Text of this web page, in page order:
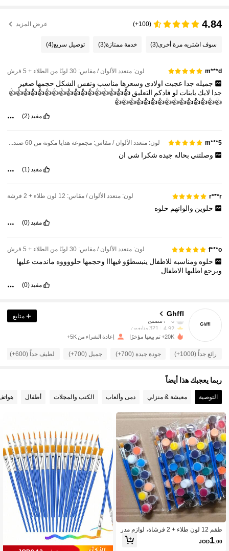
4.84
(100+) عرض المزيد
سوف اشتريه مرة أخرى(3) خدمة ممتازة(3) توصيل سريع(4)
m***d لون: متعدد الألوان / مقاس: 30 لونًا من الطلاء + 5 فرش
جميله جدا عجبت اولادى وسعرها مناسب ونفس الشكل حجمها صغير
جدا لايك يابنات لو فادكم التعليق👍👍👍👍👍👍👍👍👍👍👍👍👍👍👍👍👍
👍👍👍👍👍👍👍👍👍👍👍👍👍👍👍
مفيد(2)
m***5 لون: متعدد الألوان / مقاس: مجموعة هدايا مكونة من 60 صندوقًا من الطلاء + الفرشاة + لوحة الألوان + المريلة
وصلتني بحاله جيده شكرا شي ان
مفيد(1)
r***r لون: متعدد الألوان / مقاس: 12 لون طلاء + 2 فرشة
حلوين والوانهم حلوه
مفيد(0)
f***o لون: متعدد الألوان / مقاس: 30 لونًا من الطلاء + 5 فرش
حلوه ومناسبه للاطفال ينبسطوًو فيهااا وحجمها حلووووه ماندمت عليها
وبرجع اطلبها الاطفال
مفيد(0)
Ghffl
t***0 تتصفح
4.92
321 متابعون
321 متابعون
4.92 321 متابعون
4.92 321 متابعون
4.92 321 متابعون
4.92 321 متابعون
متابع
20K+ تم بيعها مؤخرًا إعادة الشراء من 5K+
رائع جداً (1000+) جودة جيدة (700+) جميل (700+) لطيف جداً (600+)
ربما يعجبك هذا أيضاً
التوصية معيشة & منزلي دمى وألعاب الكتب والمجلات أطفال
طقم 12 لون طلاء + 2 فرشاة، لوازم مدر
سية متعددة الألوان للفن، مناسبة لل- DI
Y والرسم والأعمال اليدوية، عودة إلى الم
JOD1.00